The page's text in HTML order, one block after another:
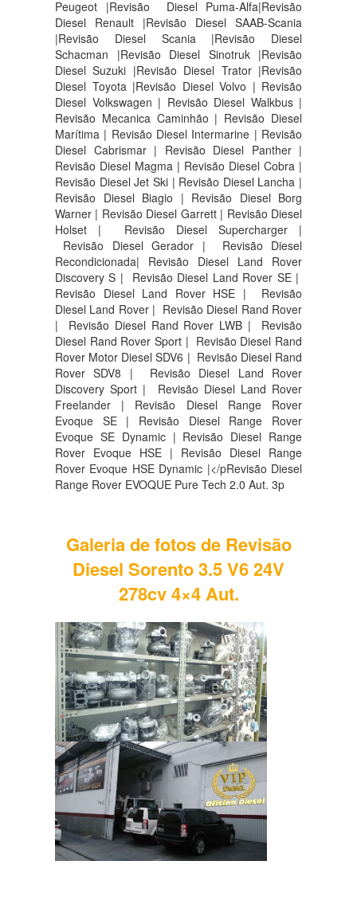
Peugeot |Revisão Diesel Puma-Alfa|Revisão
Diesel Renault |Revisão Diesel SAAB-Scania
|Revisão Diesel Scania |Revisão Diesel
Schacman |Revisão Diesel Sinotruk |Revisão
Diesel Suzuki |Revisão Diesel Trator |Revisão
Diesel Toyota |Revisão Diesel Volvo | Revisão
Diesel Volkswagen | Revisão Diesel Walkbus |
Revisão Mecanica Caminhão | Revisão Diesel
Marítima | Revisão Diesel Intermarine | Revisão
Diesel Cabrismar | Revisão Diesel Panther |
Revisão Diesel Magma | Revisão Diesel Cobra |
Revisão Diesel Jet Ski | Revisão Diesel Lancha |
Revisão Diesel Biagio | Revisão Diesel Borg
Warner | Revisão Diesel Garrett | Revisão Diesel
Holset | Revisão Diesel Supercharger |
Revisão Diesel Gerador | Revisão Diesel
Recondicionada| Revisão Diesel Land Rover
Discovery S |
Revisão Diesel Land Rover SE |
Revisão Diesel Land Rover HSE |
Revisão
Diesel Land Rover | Revisão Diesel Rand Rover
|
Revisão Diesel Rand Rover LWB |
Revisão
Diesel Rand Rover Sport | Revisão Diesel Rand
Rover Motor Diesel SDV6 | Revisão Diesel Rand
Rover SDV8 |
Revisão Diesel Land Rover
Discovery Sport |
Revisão Diesel Land Rover
Freelander | Revisão Diesel Range Rover
Evoque SE | Revisão Diesel Range Rover
Evoque SE Dynamic | Revisão Diesel Range
Rover Evoque HSE | Revisão Diesel Range
Rover Evoque HSE Dynamic |</pRevisão Diesel
Range Rover EVOQUE Pure Tech 2.0 Aut. 3p
Galeria de fotos de Revisão
Diesel Sorento 3.5 V6 24V
278cv 4×4 Aut.